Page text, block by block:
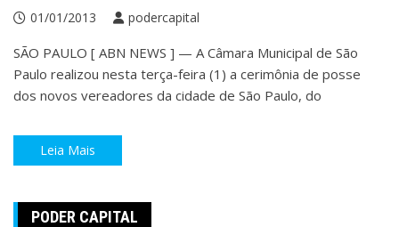
01/01/2013 podercapital
SÃO PAULO [ ABN NEWS ] — A Câmara Municipal de São
Paulo realizou nesta terça-feira (1) a cerimônia de posse
dos novos vereadores da cidade de São Paulo, do
Leia Mais
PODER CAPITAL